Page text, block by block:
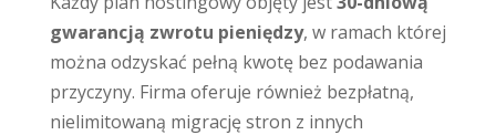
gwarancją zwrotu pieniędzy, w ramach której
można odzyskać pełną kwotę bez podawania
przyczyny. Firma oferuje również bezpłatną,
nielimitowaną migrację stron z innych